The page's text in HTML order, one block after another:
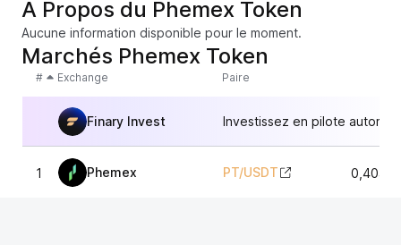
À Propos du Phemex Token
Aucune information disponible pour le moment.
Marchés Phemex Token
# Exchange Paire
Finary Invest Investissez en pilote
1 Phemex PT/USDT